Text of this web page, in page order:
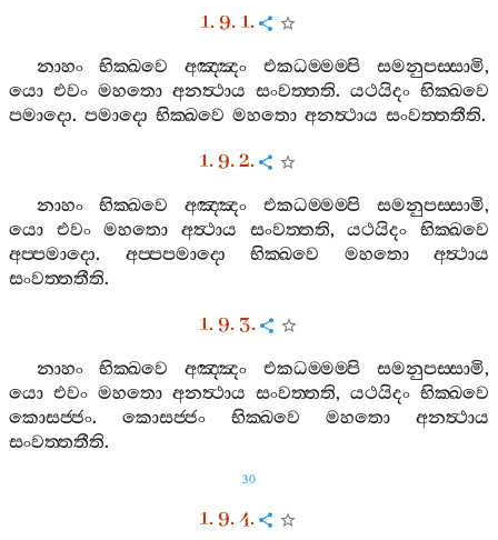
1. 9. 1.
නාහං භික‍්ඛවෙ අඤ‍්ඤං එකධම‍්මම‍්පි සමනුපස‍්සාමි,
යො එවං මහතො අනත්‍ථාය සංවත‍්තති. යථයිදං භික‍්ඛවෙ
පමාදො. පමාදො භික‍්ඛවෙ මහතො අනත්‍ථාය සංවත‍්තතීති.
1. 9. 2.
නාහං භික‍්ඛවෙ අඤ‍්ඤං එකධම‍්මම‍්පි සමනුපස‍්සාමි,
යො
එවං මහතො අත්‍ථාය සංවත‍්තති,යථයිදං
භික‍්ඛවෙ
අප‍්පමාදො. අප‍්පපමාදො භික‍්ඛවෙ මහතො
අත්‍ථාය
සංවත‍්තතීති.
1. 9. 3.
නාහං භික‍්ඛවෙ අඤ‍්ඤං එකධම‍්මම‍්පි සමනුපස‍්සාමි,
යො එවං මහතො අනත්‍ථාය සංවත‍්තති, යථයිදං භික‍්ඛවෙ
කොසජ‍්ජං. කොසජ‍්ජං භික‍්ඛවෙ මහතො
අනත්‍ථාය
සංවත‍්තතීති.
30
1. 9. 4.